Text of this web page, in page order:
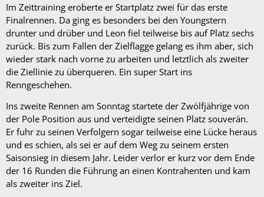
Im Zeittraining eroberte er Startplatz zwei für das erste
Finalrennen. Da ging es besonders bei den Youngstern
drunter und drüber und Leon fiel teilweise bis auf Platz sechs
zurück. Bis zum Fallen der Zielflagge gelang es ihm aber, sich
wieder stark nach vorne zu arbeiten und letztlich als zweiter
die Ziellinie zu überqueren. Ein super Start ins
Renngeschehen.
Ins zweite Rennen am Sonntag startete der Zwölfjährige von
der Pole Position aus und verteidigte seinen Platz souverän.
Er fuhr zu seinen Verfolgern sogar teilweise eine Lücke heraus
und es schien, als sei er auf dem Weg zu seinem ersten
Saisonsieg in diesem Jahr. Leider verlor er kurz vor dem Ende
der 16 Runden die Führung an einen Kontrahenten und kam
als zweiter ins Ziel.